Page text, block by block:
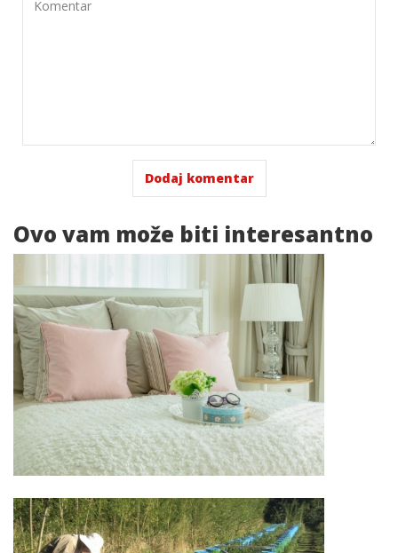
Ovo vam može biti interesantno